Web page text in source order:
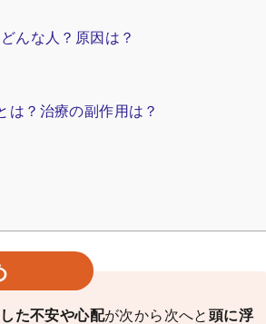
んな人？原因は？
は？治療の副作用は？
た不安や心配が次から次へと頭に浮